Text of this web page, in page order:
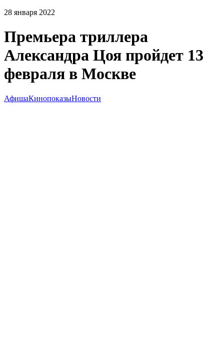
28 января 2022
Премьера триллера
Александра Цоя пройдет 13
февраля в Москве
АфишаКинопоказыНовости